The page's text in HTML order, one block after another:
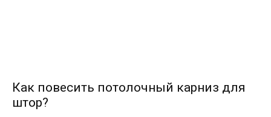
Как повесить потолочный карниз для
штор?